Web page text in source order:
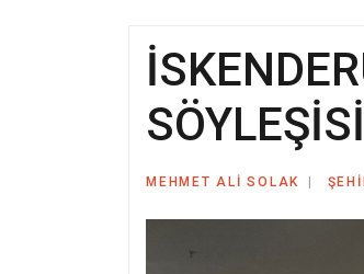
SÖYLEŞİSİ
MEHMET ALI SOLAK